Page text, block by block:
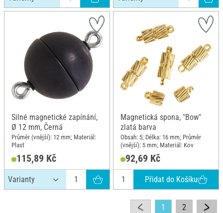
Silné magnetické zapínání,
Ø 12 mm, Černá
Průměr (vnější): 12 mm; Materiál:
Plast
115,89 Kč
Magnetická spona, "Bow"
zlatá barva
Obsah: 5; Délka: 16 mm; Průměr
(vnější): 5 mm; Materiál: Kov
92,69 Kč
Přidat do Košíku
1 2